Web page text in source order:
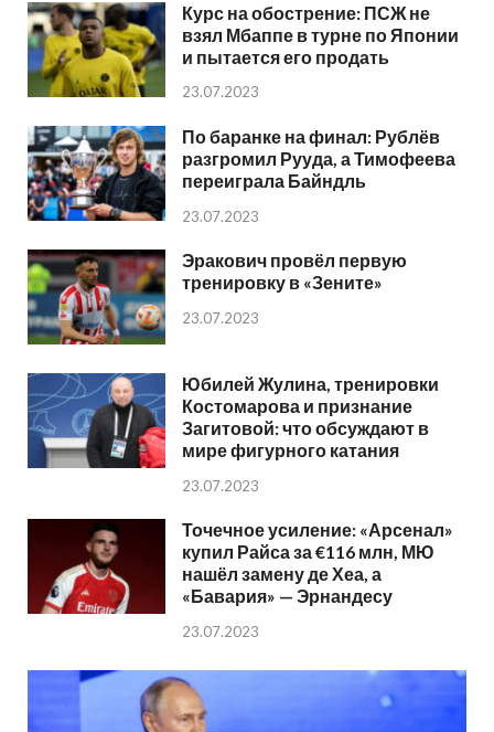
Курс на обострение: ПСЖ не
взял Мбаппе в турне по Японии
и пытается его продать
23.07.2023
По баранке на финал: Рублёв
разгромил Рууда, а Тимофеева
переиграла Байндль
23.07.2023
Эракович провёл первую
тренировку в «Зените»
23.07.2023
Юбилей Жулина, тренировки
Костомарова и признание
Загитовой: что обсуждают в
мире фигурного катания
23.07.2023
Точечное усиление: «Арсенал»
купил Райса за €116 млн, МЮ
нашёл замену де Хеа, а
«Бавария» — Эрнандесу
23.07.2023